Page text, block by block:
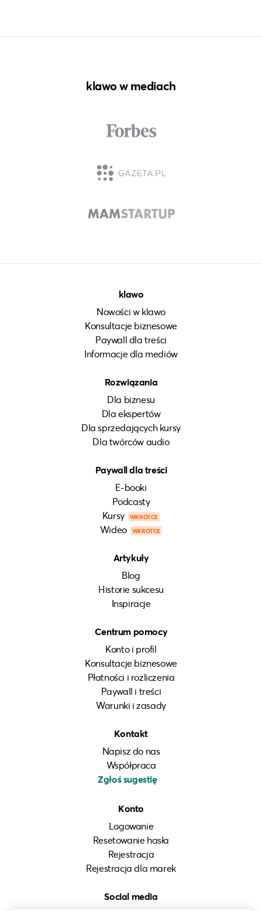
klawo w mediach
klawo
Nowości w klawo
Konsultacje biznesowe
Paywall dla treści
Informacje dla mediów
Rozwiązania
Dla biznesu
Dla ekspertów
Dla sprzedających kursy
Dla twórców audio
Paywall dla treści
E-booki
Podcasty
Kursy
WKRÓTCE
Wideo WKRÓTCE
Artykuły
Blog
Historie sukcesu
Inspiracje
Centrum pomocy
Konto i profil
Konsultacje biznesowe
Płatności i rozliczenia
Paywall i treści
Warunki i zasady
Kontakt
Napisz do nas
Współpraca
Zgłoś sugestię
Konto
Logowanie
Resetowanie hasła
Rejestracja
Rejestracja dla marek
Social media